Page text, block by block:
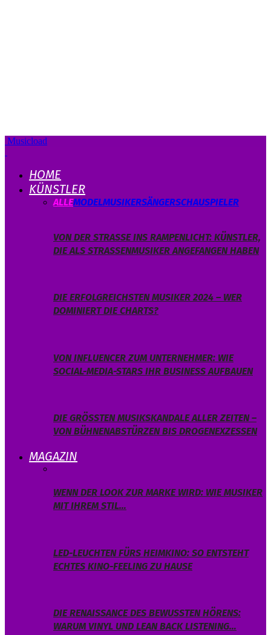
Musicload
HOME
KÜNSTLER
ALLEMODELMUSIKERSÄNGERSCHAUSPIELER
VON DER STRASSE INS RAMPENLICHT: KÜNSTLER, D
IE ALS STRASSENMUSIKER ANGEFANGEN HABEN
DIE ERFOLGREICHSTEN MUSIKER 2024 – WER
DOMINIERT DIE CHARTS?
VON INFLUENCER ZUM UNTERNEHMER: WIE
SOCIAL-MEDIA-STARS IHR BUSINESS AUFBAUEN
DIE GRÖSSTEN MUSIKSKANDALE ALLER ZEITEN – V
ON BÜHNENABSTÜRZEN BIS DROGENEXZESSEN
MAGAZIN
WENN DER LOOK ZUR MARKE WIRD: WIE MUSIKER
MIT IHREM STIL…
LED-LEUCHTEN FÜRS HEIMKINO: SO ENTSTEHT
ECHTES KINO-FEELING ZU HAUSE
DIE RENAISSANCE DES BEWUSSTEN HÖRENS:
WARUM VINYL UND LEAN BACK LISTENING…